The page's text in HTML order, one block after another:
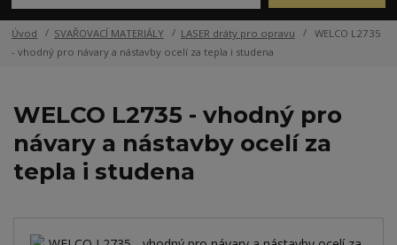
Úvod SVAŘOVACÍ MATERIÁLY LASER dráty pro opravu
WELCO L2735
- vhodný pro návary a nástavby ocelí za tepla i studena
WELCO L2735 - vhodný pro
návary a nástavby ocelí za
tepla i studena